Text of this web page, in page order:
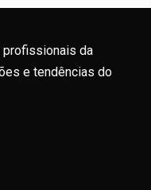
profissionais da
e tendências do